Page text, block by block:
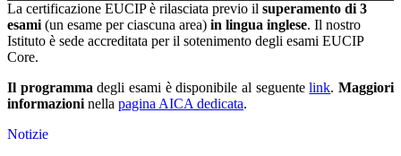
La certificazione EUCIP è rilasciata previo il superamento di 3
esami (un esame per ciascuna area) in lingua inglese. Il nostro
Istituto è sede accreditata per il sotenimento degli esami EUCIP
Core.
Il programma degli esami è disponibile al seguente link. Maggiori
informazioni nella pagina AICA dedicata.
Notizie